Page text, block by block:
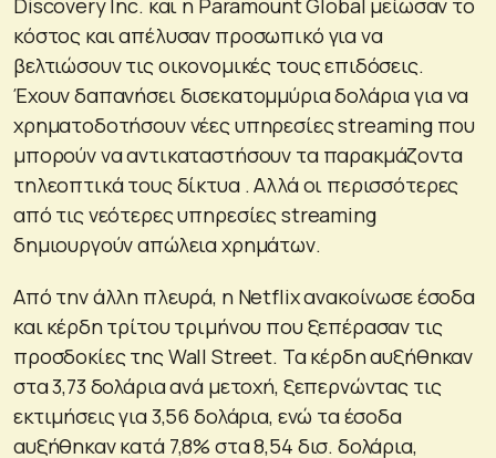
Discovery Inc. και η Paramount Global μείωσαν το
κόστος και απέλυσαν προσωπικό για να
βελτιώσουν τις οικονομικές τους επιδόσεις.
Έχουν δαπανήσει δισεκατομμύρια δολάρια για να
χρηματοδοτήσουν νέες υπηρεσίες streaming που
μπορούν να αντικαταστήσουν τα παρακμάζοντα
τηλεοπτικά τους δίκτυα . Αλλά οι περισσότερες
από τις νεότερες υπηρεσίες streaming
δημιουργούν απώλεια χρημάτων.
Από την άλλη πλευρά, η Netflix ανακοίνωσε έσοδα
και κέρδη τρίτου τριμήνου που ξεπέρασαν τις
προσδοκίες της Wall Street. Τα κέρδη αυξήθηκαν
στα 3,73 δολάρια ανά μετοχή, ξεπερνώντας τις
εκτιμήσεις για 3,56 δολάρια, ενώ τα έσοδα
αυξήθηκαν κατά 7,8% στα 8,54 δισ. δολάρια,